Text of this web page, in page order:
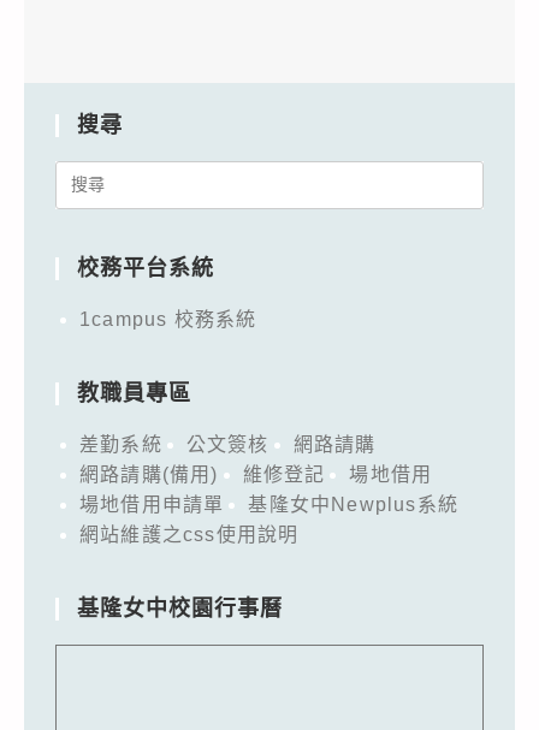
搜尋
Search
校務平台系統
1campus 校務系統
教職員專區
差勤系統 公文簽核
網路請購
網路請購(備用)
維修登記
場地借用
場地借用申請單
基隆女中Newplus系統
網站維護之css使用說明
基隆女中校園行事曆